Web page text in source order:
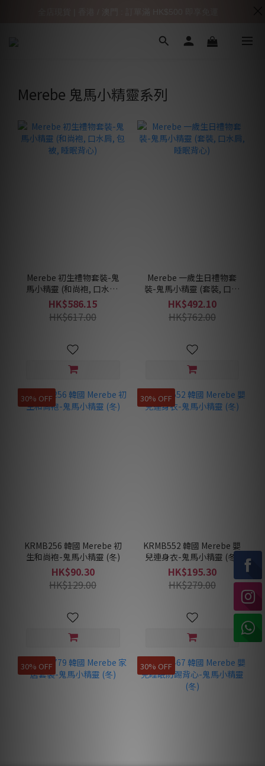
Merebe 鬼馬小精靈系列
Merebe 初生禮物套裝-鬼
馬小精靈 (和尚袍, 口水肩,
包被, 睡眠背心)
HK$586.15
HK$617.00
Merebe 一歲生日禮物套
裝-鬼馬小精靈 (套裝, 口水
肩, 睡眠背心)
HK$492.10
HK$762.00
30% OFF
KRMB256 韓國 Merebe 初
生和尚袍-鬼馬小精靈 (冬)
HK$90.30
HK$129.00
30% OFF
KRMB552 韓國 Merebe 嬰
兒連身衣-鬼馬小精靈 (冬)
HK$195.30
HK$279.00
30% OFF 30% OFF